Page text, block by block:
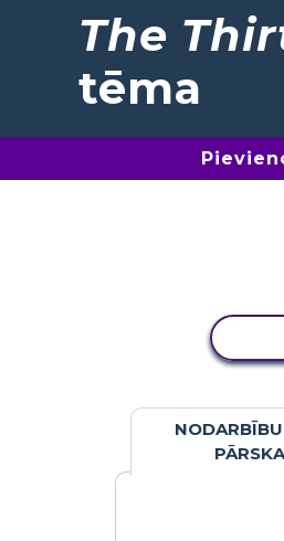
The
tēma